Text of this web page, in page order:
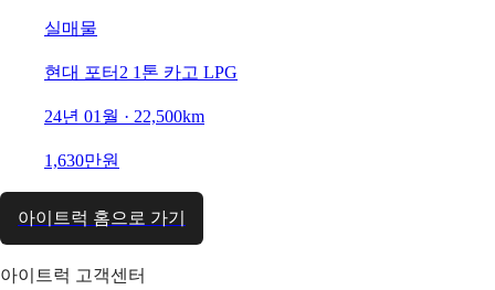
실매물
현대 포터2 1톤 카고 LPG
24년 01월 · 22,500km
1,630만원
아이트럭 홈으로 가기
아이트럭 고객센터